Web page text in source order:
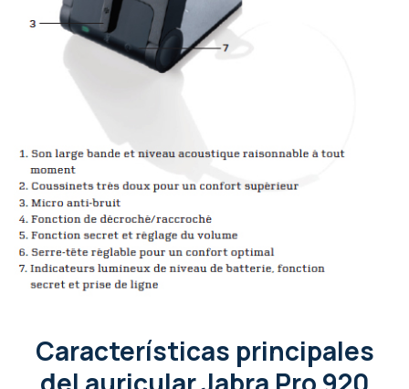
Características principales